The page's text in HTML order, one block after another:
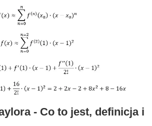
- Co to jest, definicja i